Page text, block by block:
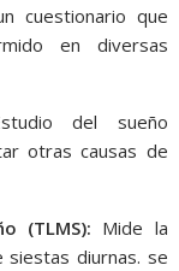
cuestionario que
en diversas
del sueño
otras causas de
(TLMS): Mide la
diurnas. se